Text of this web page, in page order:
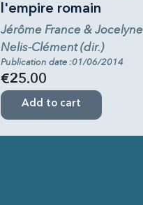
l'empire romain
Jérôme France & Jocelyne
Nelis-Clément (dir.)
Publication date :01/06/2014
€25.00
Add to cart